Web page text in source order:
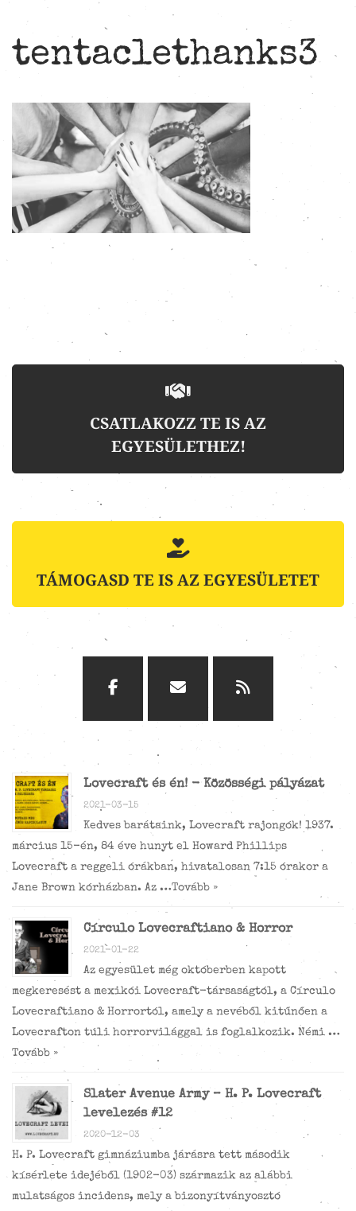
tentaclethanks3
CSATLAKOZZ TE IS AZ
EGYESÜLETHEZ!
TÁMOGASD TE IS AZ EGYESÜLETET
Lovecraft és én! - Közösségi pályázat
2021-03-15
Kedves barátaink, Lovecraft rajongók! 1937.
március 15-én, 84 éve hunyt el Howard Phillips
Lovecraft a reggeli órákban, hivatalosan 7:15 órakor a
Jane Brown kórházban. Az …Tovább »
Círculo Lovecraftiano & Horror
2021-01-22
Az egyesület még októberben kapott
megkeresést a mexikói Lovecraft-társaságtól, a Círculo
Lovecraftiano & Horrortól, amely a nevéből kitűnően a
Lovecrafton túli horrorvilággal is foglalkozik. Némi …
Tovább »
Slater Avenue Army – H. P. Lovecraft
levelezés #12
2020-12-03
H. P. Lovecraft gimnáziumba járásra tett második
kísérlete idejéből (1902-03) származik az alábbi
mulatságos incidens, mely a bizonyítványosztó